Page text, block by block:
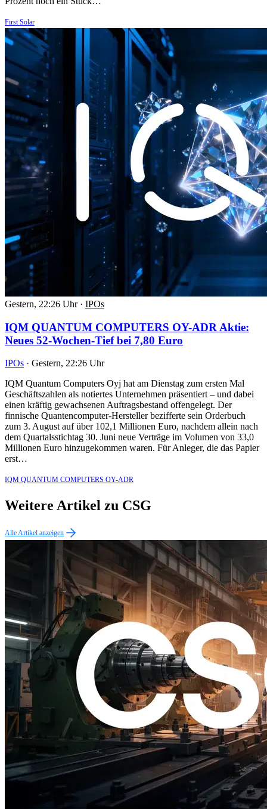
First Solar
Gestern, 22:26 Uhr · IPOs
IQM QUANTUM COMPUTERS OY-ADR Aktie:
Neues 52-Wochen-Tief bei 7,80 Euro
IPOs · Gestern, 22:26 Uhr
IQM Quantum Computers Oyj hat am Dienstag zum ersten Mal
Geschäftszahlen als notiertes Unternehmen präsentiert – und dabei
einen kräftig gewachsenen Auftragsbestand offengelegt. Der
finnische Quantencomputer-Hersteller bezifferte sein Orderbuch
zum 3. August auf über 102,1 Millionen Euro, nachdem allein nach
dem Quartalsstichtag 30. Juni neue Verträge im Volumen von 33,0
Millionen Euro hinzugekommen waren. Für Anleger, die das Papier
erst…
IQM QUANTUM COMPUTERS OY-ADR
Weitere Artikel zu CSG
Alle Artikel anzeigen